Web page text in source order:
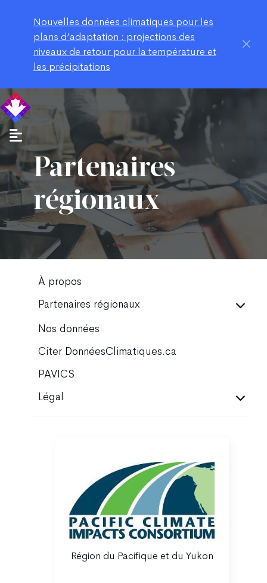
Nouvelles données climatiques pour les
plans d’adaptation : projections des
niveaux de retour pour la température et
les précipitations
Partenaires
régionaux
À propos
Partenaires régionaux
Nos données
Citer DonnéesClimatiques.ca
PAVICS
Légal
Région du Pacifique et du Yukon